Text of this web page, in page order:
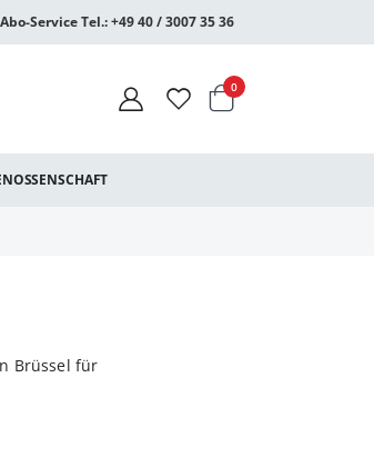
Abo-Service Tel.: +49 40 / 3007 35 36
Warenkorb
0Artikel
Brüssel für